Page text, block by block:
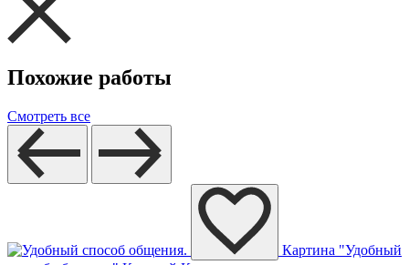
Похожие работы
Смотреть все
Картина "Удобный